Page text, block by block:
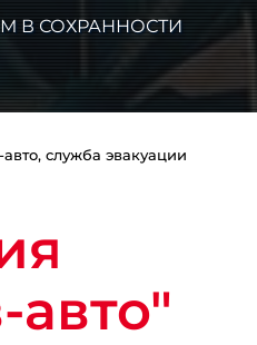
В СОХРАННОСТИ
служба эвакуации